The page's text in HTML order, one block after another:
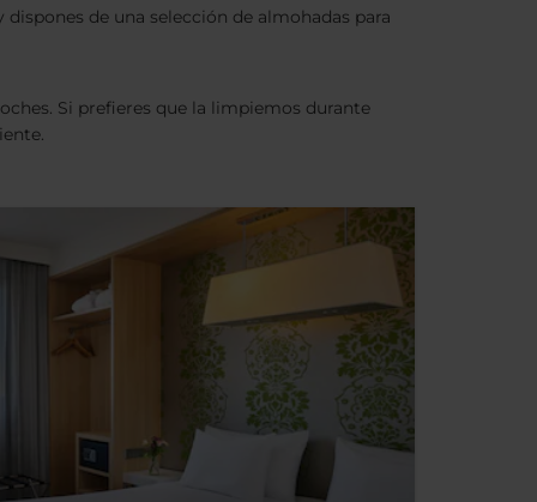
de una selección de almohadas para
Si prefieres que la limpiemos durante